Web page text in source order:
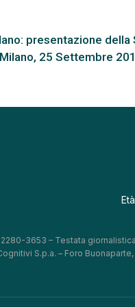
presentazione della
25 Settembre
2280-3653 – Testata
S.p.a. – Foro